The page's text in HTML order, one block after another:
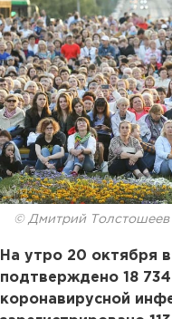
© Дмитрий
На утро 20 октября
подтверждено 18
коронавирусной